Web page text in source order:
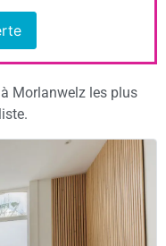
Morlanwelz les plus